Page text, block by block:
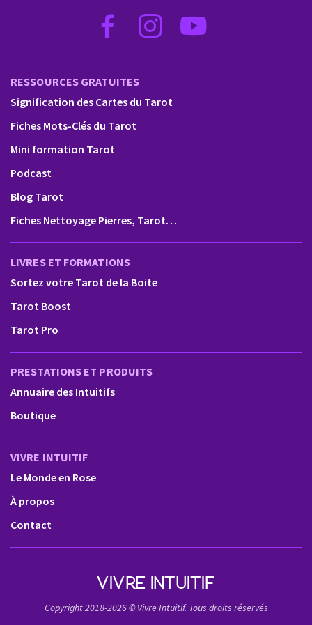
RESSOURCES GRATUITES
Signification des Cartes du Tarot
Fiches Mots-Clés du Tarot
Mini formation Tarot
Podcast
Blog Tarot
Fiches Nettoyage Pierres, Tarot…
LIVRES ET FORMATIONS
Sortez votre Tarot de la Boite
Tarot Boost
Tarot Pro
PRESTATIONS ET PRODUITS
Annuaire des Intuitifs
Boutique
VIVRE INTUITIF
Le Monde en Rose
À propos
Contact
VIVRE INTUITIF
Copyright 2018-2026 © Vivre Intuitif. Tous droits réservés